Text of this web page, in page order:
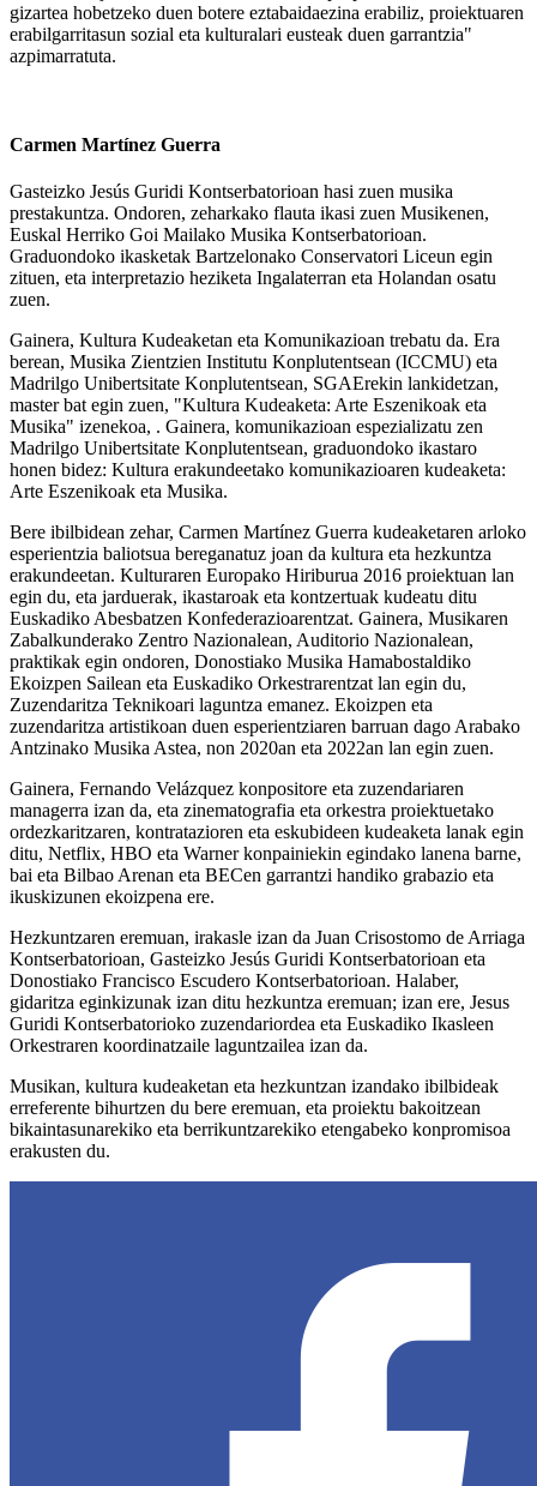
gizartea hobetzeko duen botere eztabaidaezina erabiliz, proiektuaren
erabilgarritasun sozial eta kulturalari eusteak duen garrantzia"
azpimarratuta.
Carmen Martínez Guerra
Gasteizko Jesús Guridi Kontserbatorioan hasi zuen musika
prestakuntza. Ondoren, zeharkako flauta ikasi zuen Musikenen,
Euskal Herriko Goi Mailako Musika Kontserbatorioan.
Graduondoko ikasketak Bartzelonako Conservatori Liceun egin
zituen, eta interpretazio heziketa Ingalaterran eta Holandan osatu
zuen.
Gainera, Kultura Kudeaketan eta Komunikazioan trebatu da. Era
berean, Musika Zientzien Institutu Konplutentsean (ICCMU) eta
Madrilgo Unibertsitate Konplutentsean, SGAErekin lankidetzan,
master bat egin zuen, "Kultura Kudeaketa: Arte Eszenikoak eta
Musika" izenekoa, . Gainera, komunikazioan espezializatu zen
Madrilgo Unibertsitate Konplutentsean, graduondoko ikastaro
honen bidez: Kultura erakundeetako komunikazioaren kudeaketa:
Arte Eszenikoak eta Musika.
Bere ibilbidean zehar, Carmen Martínez Guerra kudeaketaren arloko
esperientzia baliotsua bereganatuz joan da kultura eta hezkuntza
erakundeetan. Kulturaren Europako Hiriburua 2016 proiektuan lan
egin du, eta jarduerak, ikastaroak eta kontzertuak kudeatu ditu
Euskadiko Abesbatzen Konfederazioarentzat. Gainera, Musikaren
Zabalkunderako Zentro Nazionalean, Auditorio Nazionalean,
praktikak egin ondoren, Donostiako Musika Hamabostaldiko
Ekoizpen Sailean eta Euskadiko Orkestrarentzat lan egin du,
Zuzendaritza Teknikoari laguntza emanez. Ekoizpen eta
zuzendaritza artistikoan duen esperientziaren barruan dago Arabako
Antzinako Musika Astea, non 2020an eta 2022an lan egin zuen.
Gainera, Fernando Velázquez konpositore eta zuzendariaren
managerra izan da, eta zinematografia eta orkestra proiektuetako
ordezkaritzaren, kontratazioren eta eskubideen kudeaketa lanak egin
ditu, Netflix, HBO eta Warner konpainiekin egindako lanena barne,
bai eta Bilbao Arenan eta BECen garrantzi handiko grabazio eta
ikuskizunen ekoizpena ere.
Hezkuntzaren eremuan, irakasle izan da Juan Crisostomo de Arriaga
Kontserbatorioan, Gasteizko Jesús Guridi Kontserbatorioan eta
Donostiako Francisco Escudero Kontserbatorioan. Halaber,
gidaritza eginkizunak izan ditu hezkuntza eremuan; izan ere, Jesus
Guridi Kontserbatorioko zuzendariordea eta Euskadiko Ikasleen
Orkestraren koordinatzaile laguntzailea izan da.
Musikan, kultura kudeaketan eta hezkuntzan izandako ibilbideak
erreferente bihurtzen du bere eremuan, eta proiektu bakoitzean
bikaintasunarekiko eta berrikuntzarekiko etengabeko konpromisoa
erakusten du.